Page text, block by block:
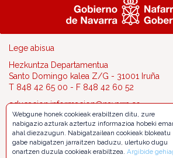
Lege abisua
Hezkuntza Departamentua
Santo Domingo kalea Z/G - 31001 Iruña
T 848 42 65 00 - F 848 42 60 52
educacion.informacion@navarra.es
Webgune honek cookieak erabiltzen ditu, zure
nabigazio azturak aztertuz informazioa hobeki
ahal diezazugun. Nabigatzailean cookieak blokeatu
gabe nabigatzen jarraitzen baduzu, ulertuko dugu
onartzen duzula cookieak erabiltzea. Argibide